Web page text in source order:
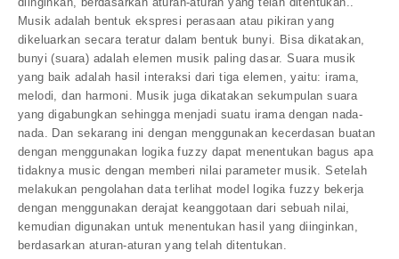
Musik adalah bentuk ekspresi perasaan atau pikiran yang
dikeluarkan secara teratur dalam bentuk bunyi. Bisa dikatakan,
bunyi (suara) adalah elemen musik paling dasar. Suara musik
yang baik adalah hasil interaksi dari tiga elemen, yaitu: irama,
melodi, dan harmoni. Musik juga dikatakan sekumpulan suara
yang digabungkan sehingga menjadi suatu irama dengan nada-
nada. Dan sekarang ini dengan menggunakan kecerdasan buatan
dengan menggunakan logika fuzzy dapat menentukan bagus apa
tidaknya music dengan memberi nilai parameter musik. Setelah
melakukan pengolahan data terlihat model logika fuzzy bekerja
dengan menggunakan derajat keanggotaan dari sebuah nilai,
kemudian digunakan untuk menentukan hasil yang diinginkan,
berdasarkan aturan-aturan yang telah ditentukan.